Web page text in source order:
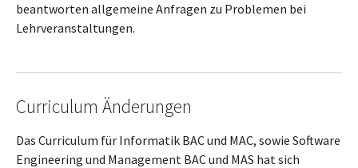
beantworten allgemeine Anfragen zu Problemen bei
Lehrveranstaltungen.
Curriculum Änderungen
Das Curriculum für Informatik BAC und MAC, sowie Software
Engineering und Management BAC und MAS hat sich